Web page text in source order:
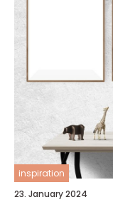
inspiration
23. January 2024